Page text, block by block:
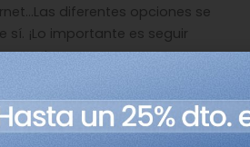
diferentes opciones se
¡Lo importante es seguir
esta noticia en tus redes